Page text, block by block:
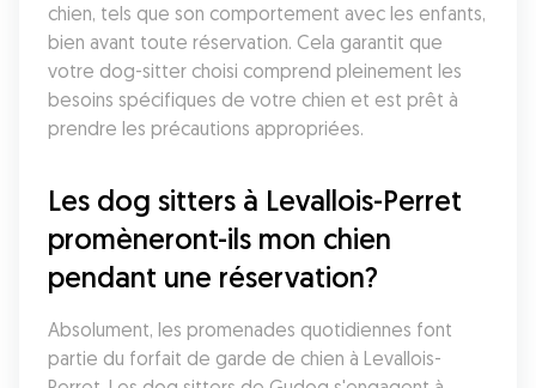
chien, tels que son comportement avec les enfants,
bien avant toute réservation. Cela garantit que
votre dog-sitter choisi comprend pleinement les
besoins spécifiques de votre chien et est prêt à
prendre les précautions appropriées.
Les dog sitters à Levallois-Perret
promèneront-ils mon chien
pendant une réservation?
Absolument, les promenades quotidiennes font
partie du forfait de garde de chien à Levallois-